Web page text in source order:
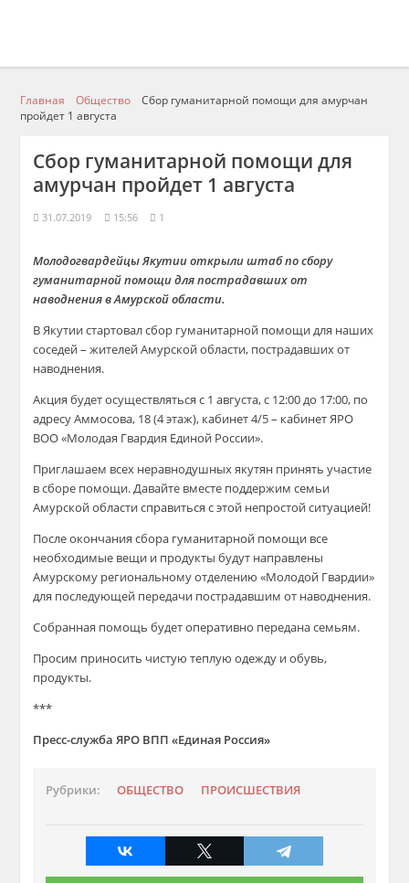
Главная Общество
Сбор гуманитарной помощи для амурчан
пройдет 1 августа
Сбор гуманитарной помощи для
амурчан пройдет 1 августа
31.07.2019 15:56 1
Молодогвардейцы Якутии открыли штаб по сбору
гуманитарной помощи для пострадавших от
наводнения в Амурской области.
В Якутии стартовал сбор гуманитарной помощи для наших
соседей – жителей Амурской области, пострадавших от
наводнения.
Акция будет осуществляться с 1 августа, с 12:00 до 17:00, по
адресу Аммосова, 18 (4 этаж), кабинет 4/5 – кабинет ЯРО
ВОО «Молодая Гвардия Единой России».
Приглашаем всех неравнодушных якутян принять участие
в сборе помощи. Давайте вместе поддержим семьи
Амурской области справиться с этой непростой ситуацией!
После окончания сбора гуманитарной помощи все
необходимые вещи и продукты будут направлены
Амурскому региональному отделению «Молодой Гвардии»
для последующей передачи пострадавшим от наводнения.
Собранная помощь будет оперативно передана семьям.
Просим приносить чистую теплую одежду и обувь,
продукты.
***
Пресс-служба ЯРО ВПП «Единая Россия»
Рубрики: ОБЩЕСТВО ПРОИСШЕСТВИЯ